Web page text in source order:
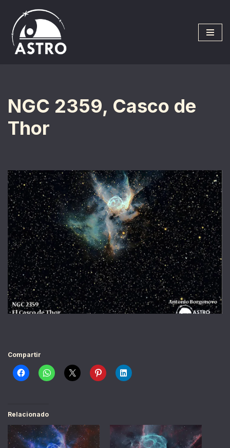
Saltar
al
contenido
NGC 2359, Casco de
Thor
Compartir
Relacionado